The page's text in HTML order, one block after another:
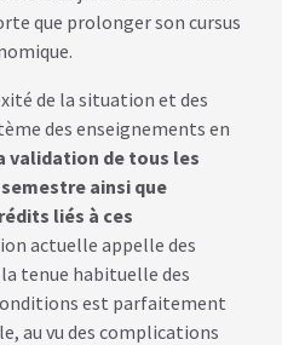
que prolonger son cursus
de la situation et des
des enseignements en
validation de tous les
ainsi que
liés à ces
actuelle appelle des
tenue habituelle des
est parfaitement
au vu des complications